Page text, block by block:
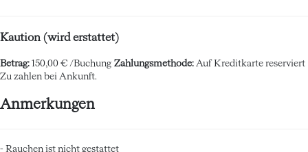
Kaution (wird erstattet)
Betrag: 150,00 € /Buchung Zahlungsmethode: Auf Kreditkarte reserviert
Zu zahlen bei Ankunft.
Anmerkungen
- Rauchen ist nicht gestattet